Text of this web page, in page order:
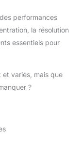
performances
la résolution
essentiels pour
et variés, mais que
?